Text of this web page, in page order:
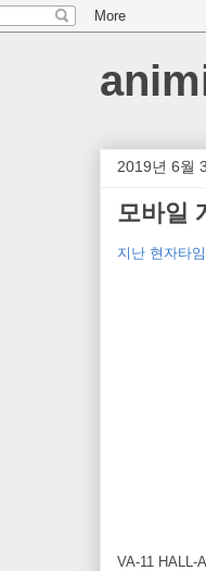
2019년 6월
모바일
지난 현자타임
VA-11 HALL-